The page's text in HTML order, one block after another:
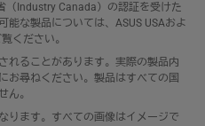
Industry Canada）の認証を受けた
能な製品については、ASUS USAおよ
ください。
れることがあります。実際の製品内
お尋ねください。製品はすべての国
ん。
ります。すべての画像はイメージで